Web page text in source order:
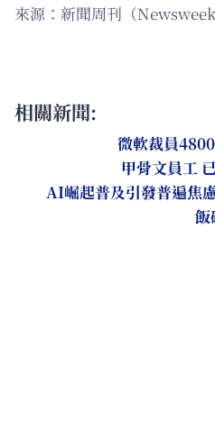
來源：新聞周刊（Newsweek
相關新聞:
微軟裁員
甲骨文員工
AI崛起普及引發普遍焦
飯